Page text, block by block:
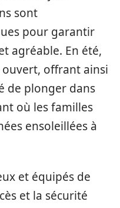
sont
pour garantir
agréable. En été,
offrant ainsi
de plonger dans
où les familles
ensoleillées à
et équipés de
et la sécurité